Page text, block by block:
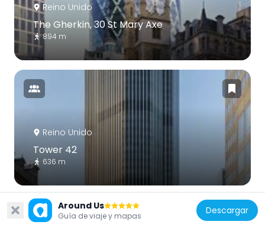
Reino Unido
The Gherkin, 30 St Mary Axe
894 m
Reino Unido
Tower 42
636 m
Around Us
Guía de viaje y mapas Descargar